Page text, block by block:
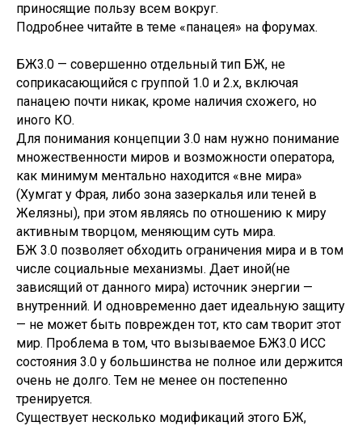
приносящие пользу всем вокруг.
Подробнее читайте в теме «панацея» на форумах.
БЖ3.0 — совершенно отдельный тип БЖ, не
соприкасающийся с группой 1.0 и 2.х, включая
панацею почти никак, кроме наличия схожего, но
иного КО.
Для понимания концепции 3.0 нам нужно понимание
множественности миров и возможности оператора,
как минимум ментально находится «вне мира»
(Хумгат у Фрая, либо зона зазеркалья или теней в
Желязны), при этом являясь по отношению к миру
активным творцом, меняющим суть мира.
БЖ 3.0 позволяет обходить ограничения мира и в том
числе социальные механизмы. Дает иной(не
зависящий от данного мира) источник энергии —
внутренний. И одновременно дает идеальную защиту
— не может быть поврежден тот, кто сам творит этот
мир. Проблема в том, что вызываемое БЖ3.0 ИСС
состояния 3.0 у большинства не полное или держится
очень не долго. Тем не менее он постепенно
тренируется.
Существует несколько модификаций этого БЖ,